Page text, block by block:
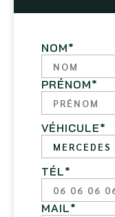
NOM*
PRÉNOM*
VÉHICULE*
TÉL*
MAIL*